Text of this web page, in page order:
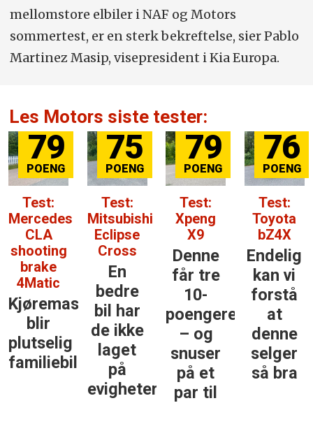
mellomstore elbiler i NAF og Motors
sommertest, er en sterk bekreftelse, sier Pablo
Martinez Masip, visepresident i Kia Europa.
Les Motors siste tester:
79
Test:
Mercedes
CLA
shooting
brake
4Matic
Kjøremaskinen
blir
plutselig
familiebil
75
Test:
Mitsubishi
Eclipse
Cross
En
bedre
bil har
de ikke
laget
på
evigheter
79
Test:
Xpeng
X9
Denne
får tre
10-
poengere
– og
snuser
på et
par til
76
Test:
Toyota
bZ4X
Endelig
kan vi
forstå
at
denne
selger
så bra